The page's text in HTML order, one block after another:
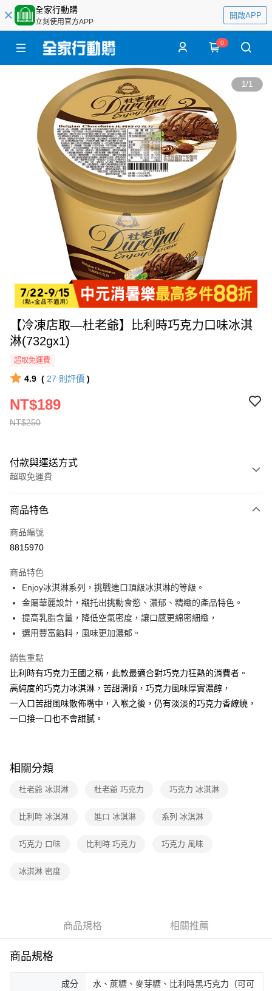
全家行動購
立刻使用官方APP
開啟APP
0
1/1
【冷凍店取—杜老爺】比利時巧克力口味冰淇
淋(732gx1)
超取免運費
4.9 ( 27 則評價 )
NT$250
NT$189
付款與運送方式
超取免運費
全家線上支付
超商取貨付款
運送方式
冷凍-全家取貨付款
免運費
冷凍-付款後全家取貨
商品特色
商品編號
8815970
商品特色
Enjoy冰淇淋系列，挑戰進口頂級冰淇淋的等級。
金屬華麗設計，襯托出挑動食慾、濃郁、精緻的產品特色。
提高乳脂含量，降低空氣密度，讓口感更綿密細緻，
選用豐富餡料，風味更加濃郁。
銷售重點
比利時有巧克力王國之稱，此款最適合對巧克力狂熱的消費者。
高純度的巧克力冰淇淋，苦甜滑順，巧克力風味厚實濃醇，
一入口苦甜風味散佈嘴中，入喉之後，仍有淡淡的巧克力香繚繞，
一口接一口也不會甜膩。
相關分類
杜老爺 冰淇淋 杜老爺 巧克力 巧克力 冰淇淋
比利時 冰淇淋 進口 冰淇淋 系列 冰淇淋
巧克力 口味 比利時 巧克力 巧克力 風味
冰淇淋 密度
商品規格 相關推薦
商品規格
成分
水、蔗糖、麥芽糖、比利時黑巧克力（可可